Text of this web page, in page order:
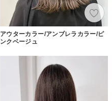
アウターカラー/アンブレラカラー/ピ
ンクベージュ